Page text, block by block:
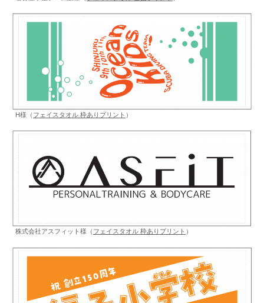
H様（ フェイスタオル 枠ありプリント ）
株式会社アスフィット様（ フェイスタオル 枠ありプリント ）